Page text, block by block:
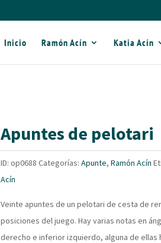
Inicio Ramón Acín Katia Acín
Apuntes de pelotari
ID:op0688 Categorías:Apunte,Ramón Acín
Acín
Veinte apuntes de un pelotari de cesta de
posiciones del juego. Hay varias notas en
derecho e inferior izquierdo, alguna de ellas